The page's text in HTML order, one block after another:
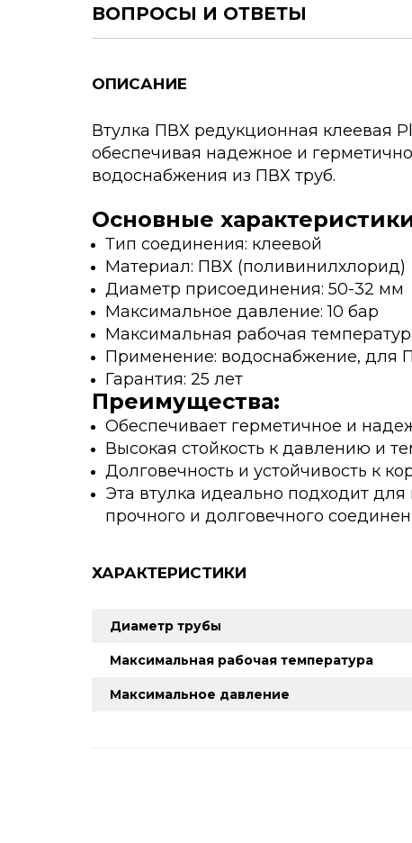
ВОПРОСЫ И ОТВЕТЫ
ОПИСАНИЕ
Втулка ПВХ редукционная клеевая
обеспечивая надежное и
водоснабжения из ПВХ труб.
Основные
Тип соединения: клеевой
Материал: ПВХ (поливинилхлорид)
Диаметр присоединения: 50-32 мм
Максимальное давление: 10 бар
Максимальная рабочая
Применение: водоснабжение, для
Гарантия: 25 лет
Преимущества:
Обеспечивает герметичное и
Высокая стойкость к давлению и
Долговечность и устойчивость к
Эта втулка идеально подходит
прочного и долговечного
ХАРАКТЕРИСТИКИ
Диаметр трубы
Максимальная рабочая температура
Максимальное давление